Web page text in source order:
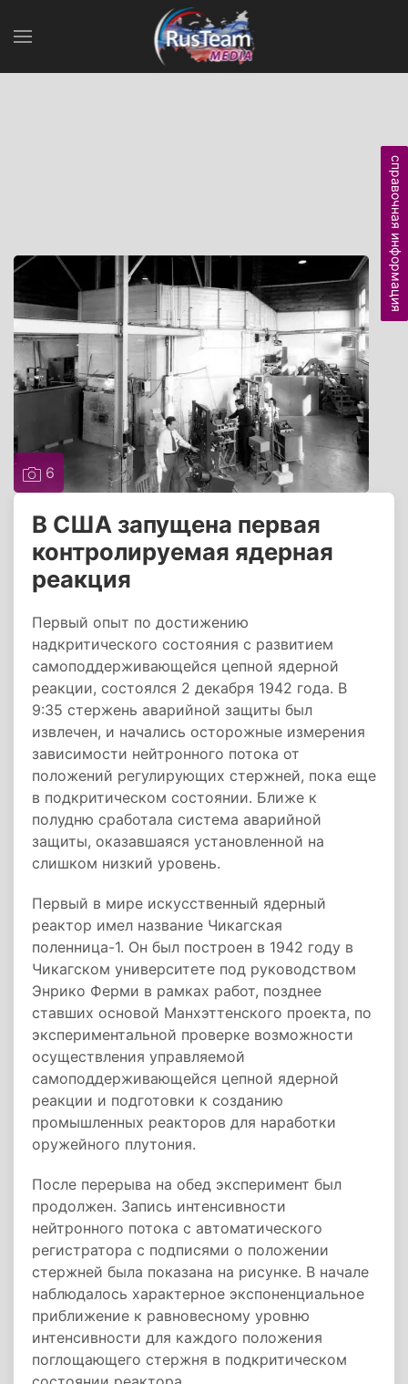
6
В США запущена первая
контролируемая ядерная
реакция
Первый опыт по достижению
надкритического состояния с развитием
самоподдерживающейся цепной ядерной
реакции, состоялся 2 декабря 1942 года. В
9:35 стержень аварийной защиты был
извлечен, и начались осторожные измерения
зависимости нейтронного потока от
положений регулирующих стержней, пока еще
в подкритическом состоянии. Ближе к
полудню сработала система аварийной
защиты, оказавшаяся установленной на
слишком низкий уровень.
Первый в мире искусственный ядерный
реактор имел название Чикагская
поленница-1. Он был построен в 1942 году в
Чикагском университете под руководством
Энрико Ферми в рамках работ, позднее
ставших основой Манхэттенского проекта, по
экспериментальной проверке возможности
осуществления управляемой
самоподдерживающейся цепной ядерной
реакции и подготовки к созданию
промышленных реакторов для наработки
оружейного плутония.
После перерыва на обед эксперимент был
продолжен. Запись интенсивности
нейтронного потока с автоматического
регистратора с подписями о положении
стержней была показана на рисунке. В начале
наблюдалось характерное экспоненциальное
приближение к равновесному уровню
интенсивности для каждого положения
поглощающего стержня в подкритическом
справочная информация